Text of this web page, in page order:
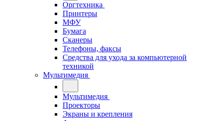
Оргтехника
Принтеры
МФУ
Бумага
Сканеры
Телефоны, факсы
Средства для ухода за компьютерной
техникой
Мультимедия
Мультимедия
Проекторы
Экраны и крепления